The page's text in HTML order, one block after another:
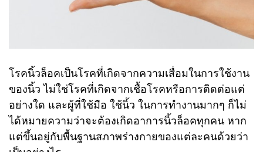
โรคนิ้วล็อคเป็นโรคที่เกิดจากความเสื่อมในการใช้งาน
ของนิ้ว ไม่ใช่โรคที่เกิดจากเชื้อโรคหรือการติดต่อแต่
อย่างใด และผู้ที่ใช้มือ ใช้นิ้ว ในการทำงานมากๆ ก็ไม่
ได้หมายความว่าจะต้องเกิดอาการนิ้วล็อคทุกคน หาก
แต่ขึ้นอยู่กับพื้นฐานสภาพร่างกายของแต่ละคนด้วยว่า